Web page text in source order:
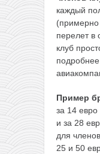
каждый
перелет в
клуб
подробнее
Пример
за 14 евро
и за 28
для
25 и 50